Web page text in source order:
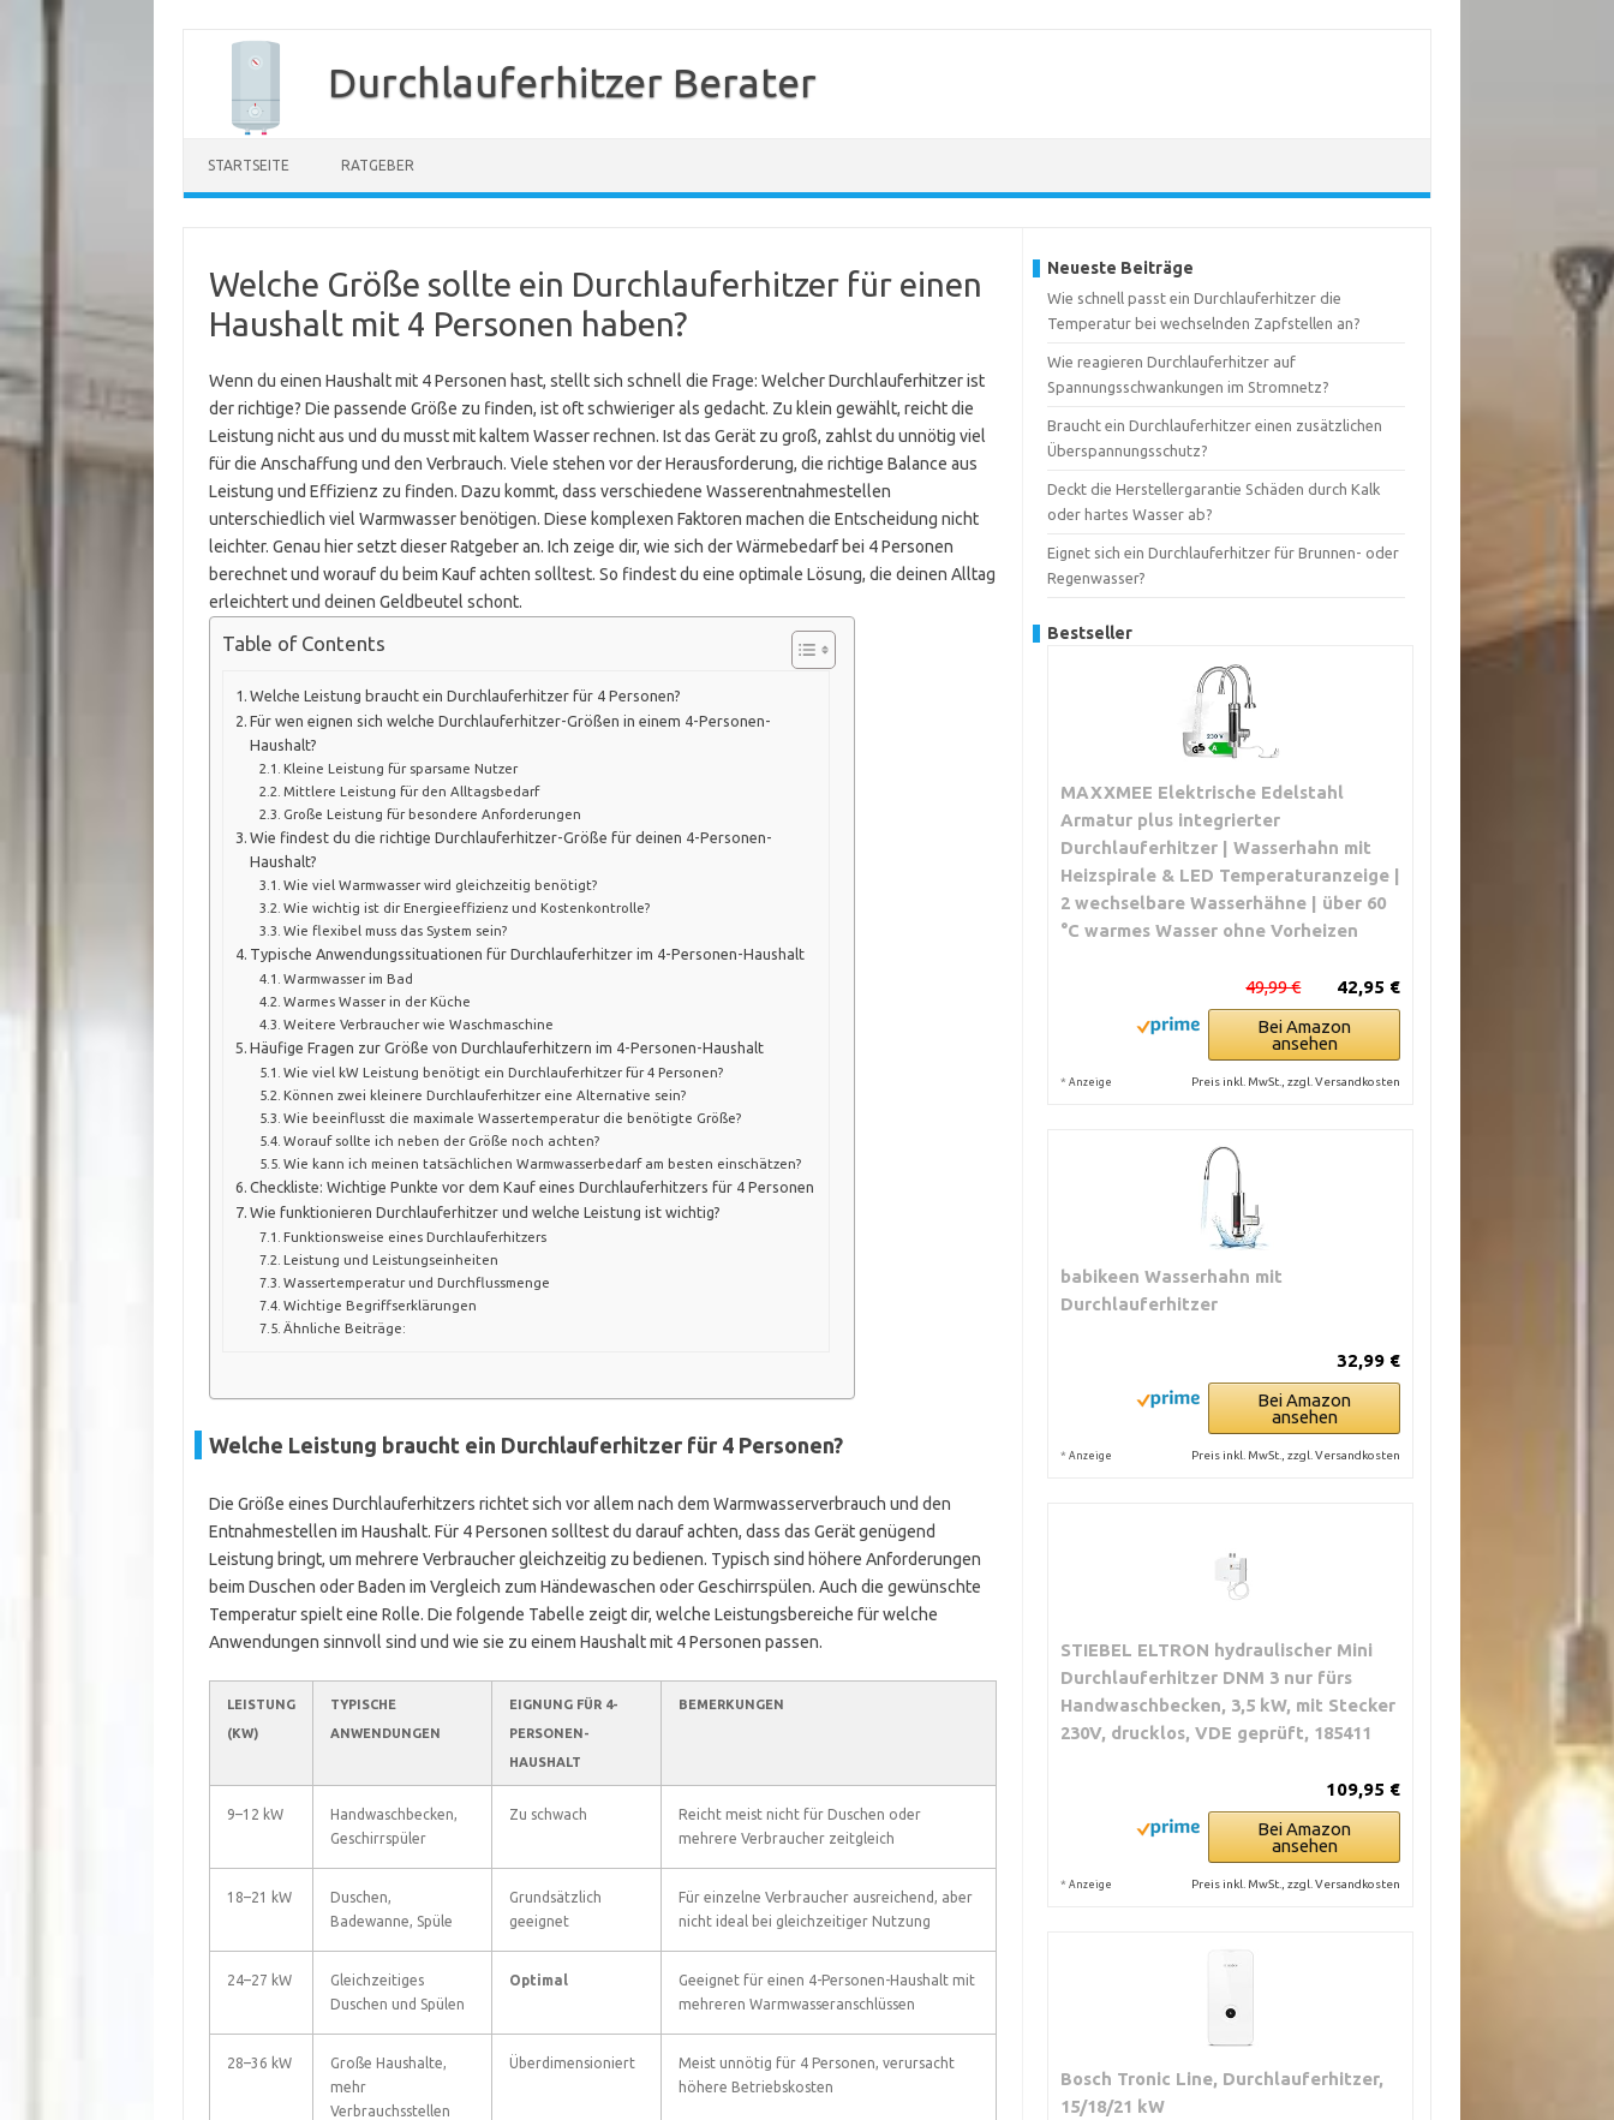
Durchlauferhitzer Berater
STARTSEITE RATGEBER
Welche Größe sollte ein Durchlauferhitzer für einen
Haushalt mit 4 Personen haben?
Wenn du einen Haushalt mit 4 Personen hast, stellt sich schnell die Frage: Welcher Durchlauferhitzer ist
der richtige? Die passende Größe zu finden, ist oft schwieriger als gedacht. Zu klein gewählt, reicht die
Leistung nicht aus und du musst mit kaltem Wasser rechnen. Ist das Gerät zu groß, zahlst du unnötig viel
für die Anschaffung und den Verbrauch. Viele stehen vor der Herausforderung, die richtige Balance aus
Leistung und Effizienz zu finden. Dazu kommt, dass verschiedene Wasserentnahmestellen
unterschiedlich viel Warmwasser benötigen. Diese komplexen Faktoren machen die Entscheidung nicht
leichter. Genau hier setzt dieser Ratgeber an. Ich zeige dir, wie sich der Wärmebedarf bei 4 Personen
berechnet und worauf du beim Kauf achten solltest. So findest du eine optimale Lösung, die deinen Alltag
erleichtert und deinen Geldbeutel schont.
Table of Contents
Welche Leistung braucht ein Durchlauferhitzer für 4 Personen?
Für wen eignen sich welche Durchlauferhitzer-Größen in einem 4-Personen-
Haushalt?
Kleine Leistung für sparsame Nutzer
Mittlere Leistung für den Alltagsbedarf
Große Leistung für besondere Anforderungen
Wie findest du die richtige Durchlauferhitzer-Größe für deinen 4-Personen-
Haushalt?
Wie viel Warmwasser wird gleichzeitig benötigt?
Wie wichtig ist dir Energieeffizienz und Kostenkontrolle?
Wie flexibel muss das System sein?
Typische Anwendungssituationen für Durchlauferhitzer im 4-Personen-Haushalt
Warmwasser im Bad
Warmes Wasser in der Küche
Weitere Verbraucher wie Waschmaschine
Häufige Fragen zur Größe von Durchlauferhitzern im 4-Personen-Haushalt
Wie viel kW Leistung benötigt ein Durchlauferhitzer für 4 Personen?
Können zwei kleinere Durchlauferhitzer eine Alternative sein?
Wie beeinflusst die maximale Wassertemperatur die benötigte Größe?
Worauf sollte ich neben der Größe noch achten?
Wie kann ich meinen tatsächlichen Warmwasserbedarf am besten einschätzen?
Checkliste: Wichtige Punkte vor dem Kauf eines Durchlauferhitzers für 4 Personen
Wie funktionieren Durchlauferhitzer und welche Leistung ist wichtig?
Funktionsweise eines Durchlauferhitzers
Leistung und Leistungseinheiten
Wassertemperatur und Durchflussmenge
Wichtige Begriffserklärungen
Ähnliche Beiträge:
Welche Leistung braucht ein Durchlauferhitzer für 4 Personen?
Die Größe eines Durchlauferhitzers richtet sich vor allem nach dem Warmwasserverbrauch und den
Entnahmestellen im Haushalt. Für 4 Personen solltest du darauf achten, dass das Gerät genügend
Leistung bringt, um mehrere Verbraucher gleichzeitig zu bedienen. Typisch sind höhere Anforderungen
beim Duschen oder Baden im Vergleich zum Händewaschen oder Geschirrspülen. Auch die gewünschte
Temperatur spielt eine Rolle. Die folgende Tabelle zeigt dir, welche Leistungsbereiche für welche
Anwendungen sinnvoll sind und wie sie zu einem Haushalt mit 4 Personen passen.
LEISTUNG
(KW)
TYPISCHE
ANWENDUNGEN
EIGNUNG FÜR 4-
PERSONEN-
HAUSHALT
BEMERKUNGEN
9–12 kW
Handwaschbecken,
Geschirrspüler
Zu schwach
Reicht meist nicht für Duschen oder
mehrere Verbraucher zeitgleich
18–21 kW
Duschen,
Badewanne, Spüle
Grundsätzlich
geeignet
Für einzelne Verbraucher ausreichend, aber
nicht ideal bei gleichzeitiger Nutzung
24–27 kW
Gleichzeitiges
Duschen und Spülen
Optimal
Geeignet für einen 4-Personen-Haushalt mit
mehreren Warmwasseranschlüssen
28–36 kW
Große Haushalte,
mehr
Verbrauchsstellen
Überdimensioniert
Meist unnötig für 4 Personen, verursacht
höhere Betriebskosten
Neueste Beiträge
Wie schnell passt ein Durchlauferhitzer die
Temperatur bei wechselnden Zapfstellen an?
Wie reagieren Durchlauferhitzer auf
Spannungsschwankungen im Stromnetz?
Braucht ein Durchlauferhitzer einen zusätzlichen
Überspannungsschutz?
Deckt die Herstellergarantie Schäden durch Kalk
oder hartes Wasser ab?
Eignet sich ein Durchlauferhitzer für Brunnen- oder
Regenwasser?
Bestseller
MAXXMEE Elektrische Edelstahl
Armatur plus integrierter
Durchlauferhitzer | Wasserhahn mit
Heizspirale & LED Temperaturanzeige |
2 wechselbare Wasserhähne | über 60
°C warmes Wasser ohne Vorheizen
42,95 €
49,99 €
Bei Amazon
ansehen
* Anzeige Preis inkl. MwSt., zzgl. Versandkosten
babikeen Wasserhahn mit
Durchlauferhitzer
32,99 €
Bei Amazon
ansehen
* Anzeige Preis inkl. MwSt., zzgl. Versandkosten
STIEBEL ELTRON hydraulischer Mini
Durchlauferhitzer DNM 3 nur fürs
Handwaschbecken, 3,5 kW, mit Stecker
230V, drucklos, VDE geprüft, 185411
109,95 €
Bei Amazon
ansehen
* Anzeige Preis inkl. MwSt., zzgl. Versandkosten
Bosch Tronic Line, Durchlauferhitzer,
15/18/21 kW